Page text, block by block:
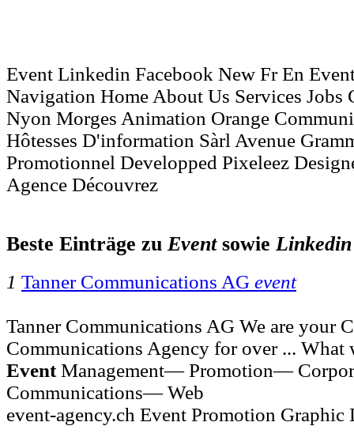
Event Linkedin Facebook New Fr En
Navigation Home About Us Services Jobs
Nyon Morges Animation Orange
Hôtesses D'information Sàrl Avenue
Promotionnel Developped Pixeleez
Agence Découvrez
Beste Einträge zuEventsowieLinkedin
1 Tanner Communications AG event
Tanner Communications AG We are your
Communications Agency for over ...
EventManagement— Promotion—
Communications— Web
event-agency.ch Event Promotion Graphic